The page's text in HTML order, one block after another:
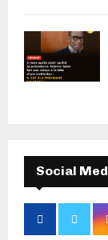
Social